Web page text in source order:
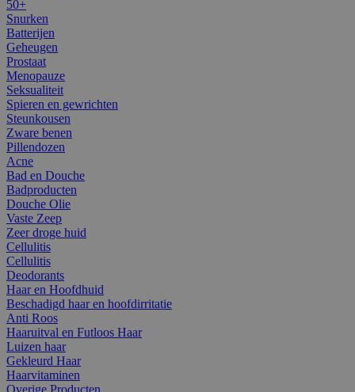
50+
Snurken
Batterijen
Geheugen
Prostaat
Menopauze
Seksualiteit
Spieren en gewrichten
Steunkousen
Zware benen
Pillendozen
Acne
Bad en Douche
Badproducten
Douche Olie
Vaste Zeep
Zeer droge huid
Cellulitis
Cellulitis
Deodorants
Haar en Hoofdhuid
Beschadigd haar en hoofdirritatie
Anti Roos
Haaruitval en Futloos Haar
Luizen haar
Gekleurd Haar
Haarvitaminen
Overige Producten